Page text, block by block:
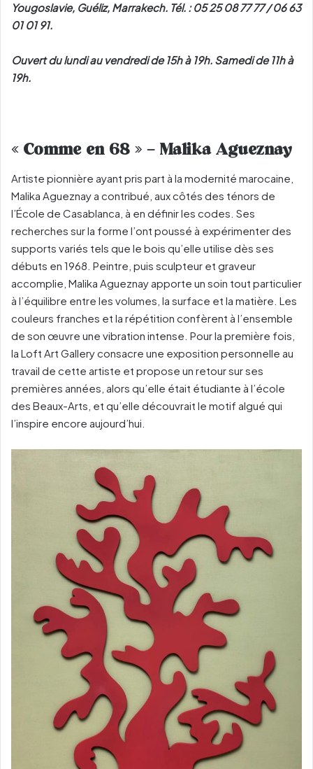
Yougoslavie, Guéliz, Marrakech. Tél. : 05 25 08 77 77 / 06 63
01 01 91.
Ouvert du lundi au vendredi de 15h à 19h. Samedi de 11h à
19h.
« Comme en 68 » – Malika Agueznay
Artiste pionnière ayant pris part à la modernité marocaine,
Malika Agueznay a contribué, aux côtés des ténors de
l’École de Casablanca, à en définir les codes. Ses
recherches sur la forme l’ont poussé à expérimenter des
supports variés tels que le bois qu’elle utilise dès ses
débuts en 1968. Peintre, puis sculpteur et graveur
accomplie, Malika Agueznay apporte un soin tout particulier
à l’équilibre entre les volumes, la surface et la matière. Les
couleurs franches et la répétition confèrent à l’ensemble
de son œuvre une vibration intense. Pour la première fois,
la Loft Art Gallery consacre une exposition personnelle au
travail de cette artiste et propose un retour sur ses
premières années, alors qu’elle était étudiante à l’école
des Beaux-Arts, et qu’elle découvrait le motif algué qui
l’inspire encore aujourd’hui.